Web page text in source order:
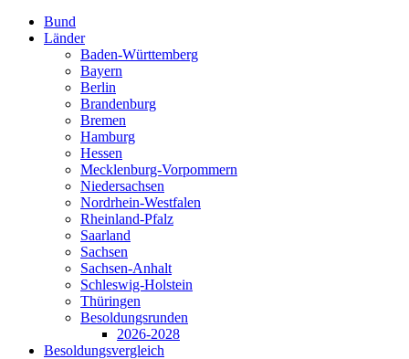
Bund
Länder
Baden-Württemberg
Bayern
Berlin
Brandenburg
Bremen
Hamburg
Hessen
Mecklenburg-Vorpommern
Niedersachsen
Nordrhein-Westfalen
Rheinland-Pfalz
Saarland
Sachsen
Sachsen-Anhalt
Schleswig-Holstein
Thüringen
Besoldungsrunden
2026-2028
Besoldungsvergleich